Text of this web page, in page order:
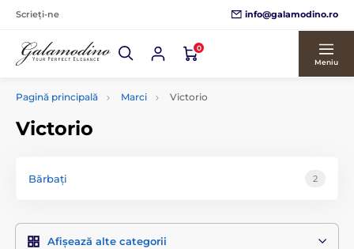
Scrieți-ne info@galamodino.ro
0
Meniu
Pagină principală Marci Victorio
Victorio
Bărbați 2
Afișează alte categorii